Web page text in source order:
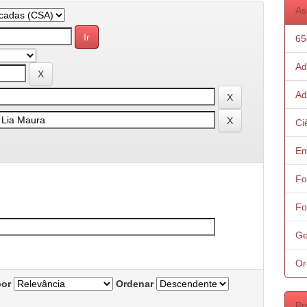
Ordenar